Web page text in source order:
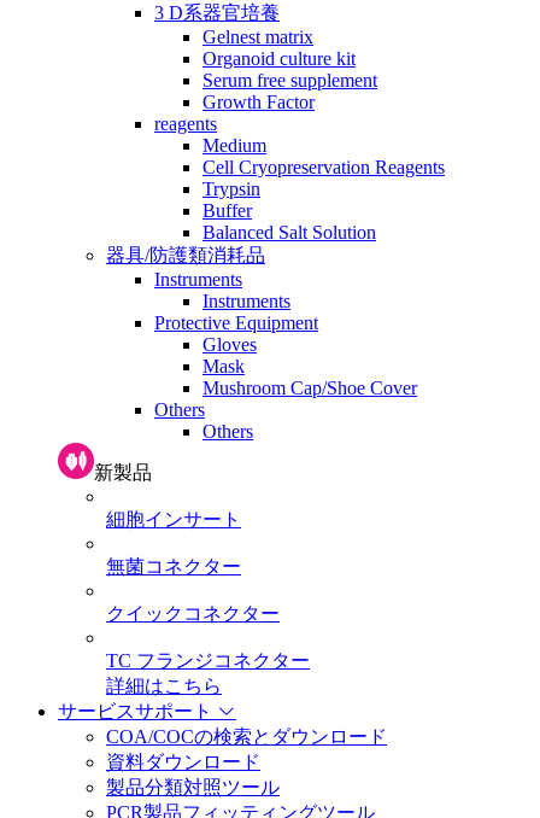
3 D系器官培養
Gelnest matrix
Organoid culture kit
Serum free supplement
Growth Factor
reagents
Medium
Cell Cryopreservation Reagents
Trypsin
Buffer
Balanced Salt Solution
器具/防護類消耗品
Instruments
Instruments
Protective Equipment
Gloves
Mask
Mushroom Cap/Shoe Cover
Others
Others
新製品
細胞インサート
無菌コネクター
クイックコネクター
TC フランジコネクター
詳細はこちら
サービスサポート
COA/COCの検索とダウンロード
資料ダウンロード
製品分類対照ツール
PCR製品フィッティングツール